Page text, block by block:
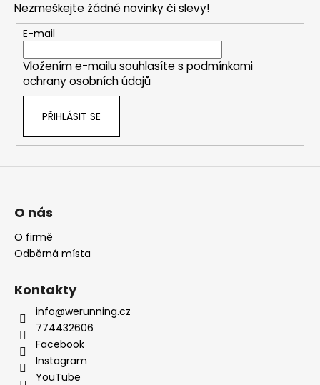
Nezmeškejte žádné novinky či slevy!
E-mail
Vložením e-mailu souhlasíte s podmínkami
ochrany osobních údajů
PŘIHLÁSIT SE
O nás
O firmě
Odběrná místa
Kontakty
info@werunning.cz
774432606
Facebook
Instagram
YouTube